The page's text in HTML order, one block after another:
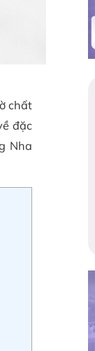
chất
đặc
Nha